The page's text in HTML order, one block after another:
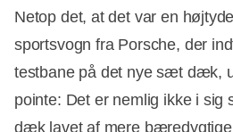
Netop det, at det var en
sportsvogn fra Porsche, der
testbane på det nye sæt dæk,
pointe: Det er nemlig ikke i sig
dæk lavet af mere bæredygtige